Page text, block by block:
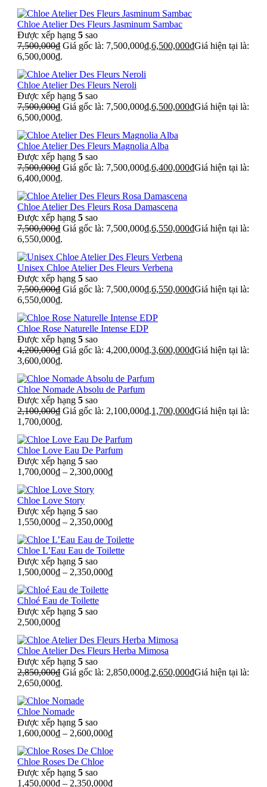
Chloe Atelier Des Fleurs Jasminum Sambac
Được xếp hạng 5 sao
7,500,000₫ Giá gốc là: 7,500,000₫.6,500,000₫Giá hiện tại là:
6,500,000₫.
Chloe Atelier Des Fleurs Neroli
Được xếp hạng 5 sao
7,500,000₫ Giá gốc là: 7,500,000₫.6,500,000₫Giá hiện tại là:
6,500,000₫.
Chloe Atelier Des Fleurs Magnolia Alba
Được xếp hạng 5 sao
7,500,000₫ Giá gốc là: 7,500,000₫.6,400,000₫Giá hiện tại là:
6,400,000₫.
Chloe Atelier Des Fleurs Rosa Damascena
Được xếp hạng 5 sao
7,500,000₫ Giá gốc là: 7,500,000₫.6,550,000₫Giá hiện tại là:
6,550,000₫.
Unisex Chloe Atelier Des Fleurs Verbena
Được xếp hạng 5 sao
7,500,000₫ Giá gốc là: 7,500,000₫.6,550,000₫Giá hiện tại là:
6,550,000₫.
Chloe Rose Naturelle Intense EDP
Được xếp hạng 5 sao
4,200,000₫ Giá gốc là: 4,200,000₫.3,600,000₫Giá hiện tại là:
3,600,000₫.
Chloe Nomade Absolu de Parfum
Được xếp hạng 5 sao
2,100,000₫ Giá gốc là: 2,100,000₫.1,700,000₫Giá hiện tại là:
1,700,000₫.
Chloe Love Eau De Parfum
Được xếp hạng 5 sao
1,700,000₫ – 2,300,000₫
Chloe Love Story
Được xếp hạng 5 sao
1,550,000₫ – 2,350,000₫
Chloe L’Eau Eau de Toilette
Được xếp hạng 5 sao
1,500,000₫ – 2,350,000₫
Chloé Eau de Toilette
Được xếp hạng 5 sao
2,500,000₫
Chloe Atelier Des Fleurs Herba Mimosa
Được xếp hạng 5 sao
2,850,000₫ Giá gốc là: 2,850,000₫.2,650,000₫Giá hiện tại là:
2,650,000₫.
Chloe Nomade
Được xếp hạng 5 sao
1,600,000₫ – 2,600,000₫
Chloe Roses De Chloe
Được xếp hạng 5 sao
1,450,000₫ – 2,350,000₫